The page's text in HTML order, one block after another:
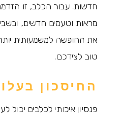
חדשות. עבור הכלב, זו
מראות וטעמים חדשים,
את החופשה למשמעותית
טוב לצידכם.
החיסכון